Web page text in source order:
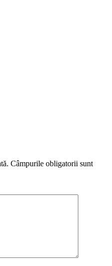
Câmpurile obligatorii sunt